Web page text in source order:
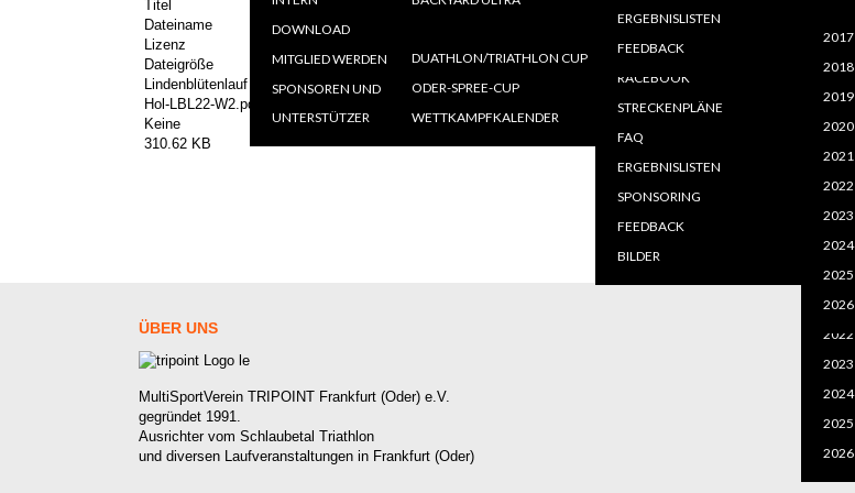
DOWNLOAD
ÖFFENTLICHE DOKUMENTE
MITGLIED WERDEN
SPONSOREN UND
UNTERSTÜTZER
2021
2022
2023
2024
2021
2022
2025
2026
LEISTUNGEN
LAGEPLAN EVENTGELÄNDE
RACEBOOK
STRECKENPLÄNE
FAQ
ERGEBNISLISTEN
2017
2018
2019
2020
2021
2022
2023
2024
2025
2026
SPONSORING
FEEDBACK
BILDER
2024
2026
ERGEBNISLISTEN
2017
2018
2019
2020
2021
2022
2023
2024
2025
2026
FEEDBACK
DUATHLON/TRIATHLON CUP
ODER-SPREE-CUP
WETTKAMPFKALENDER
Titel
Dateiname
Lizenz
Dateigröße
Lindenblütenlauf 10 km 26.06.2022
Hol-LBL22-W2.pdf
Keine
310.62 KB
Powered by jDownloads
ÜBER UNS
MultiSportVerein TRIPOINT Frankfurt (Oder) e.V.
gegründet 1991.
Ausrichter vom Schlaubetal Triathlon
und diversen Laufveranstaltungen in Frankfurt (Oder)